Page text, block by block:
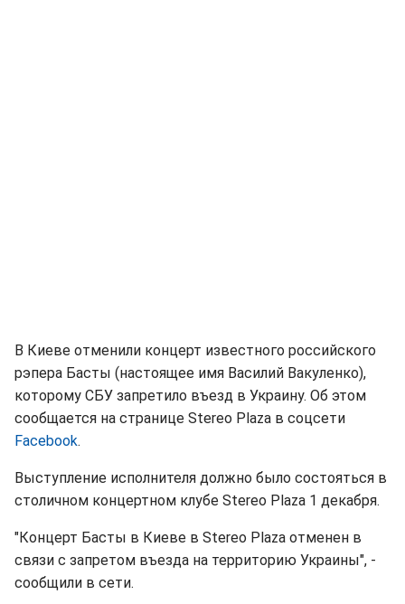
В Киеве отменили концерт известного российского
рэпера Басты (настоящее имя Василий Вакуленко),
которому СБУ запретило въезд в Украину. Об этом
сообщается на странице Stereo Plaza в соцсети
Facebook.
Выступление исполнителя должно было состояться в
столичном концертном клубе Stereo Plaza 1 декабря.
"Концерт Басты в Киеве в Stereo Plaza отменен в
связи с запретом въезда на территорию Украины", -
сообщили в сети.